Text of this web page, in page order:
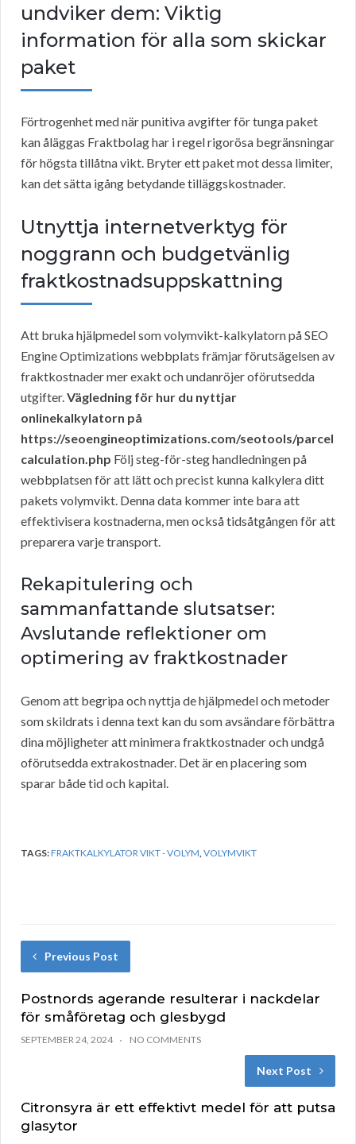
undviker dem: Viktig
information för alla som skickar
paket
Förtrogenhet med när punitiva avgifter för tunga paket
kan åläggas Fraktbolag har i regel rigorösa begränsningar
för högsta tillåtna vikt. Bryter ett paket mot dessa limiter,
kan det sätta igång betydande tilläggskostnader.
Utnyttja internetverktyg för
noggrann och budgetvänlig
fraktkostnadsuppskattning
Att bruka hjälpmedel som volymvikt-kalkylatorn på SEO
Engine Optimizations webbplats främjar förutsägelsen av
fraktkostnader mer exakt och undanröjer oförutsedda
utgifter.Vägledning för hur du nyttjar
onlinekalkylatorn på
https://seoengineoptimizations.com/seotools/parcel
calculation.php Följ steg-för-steg handledningen på
webbplatsen för att lätt och precist kunna kalkylera ditt
pakets volymvikt. Denna data kommer inte bara att
effektivisera kostnaderna, men också tidsåtgången för att
preparera varje transport.
Rekapitulering och
sammanfattande slutsatser:
Avslutande reflektioner om
optimering av fraktkostnader
Genom att begripa och nyttja de hjälpmedel och metoder
som skildrats i denna text kan du som avsändare förbättra
dina möjligheter att minimera fraktkostnader och undgå
oförutsedda extrakostnader. Det är en placering som
sparar både tid och kapital.
TAGS:FRAKTKALKYLATOR VIKT - VOLYM,VOLYMVIKT
Previous Post
Postnords agerande resulterar i nackdelar
för småföretag och glesbygd
SEPTEMBER 24, 2024 NO COMMENTS
Next Post
Citronsyra är ett effektivt medel för att putsa
glasytor